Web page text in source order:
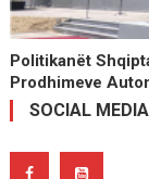
Politikanët
Prodhimeve
SOCIAL MEDIA